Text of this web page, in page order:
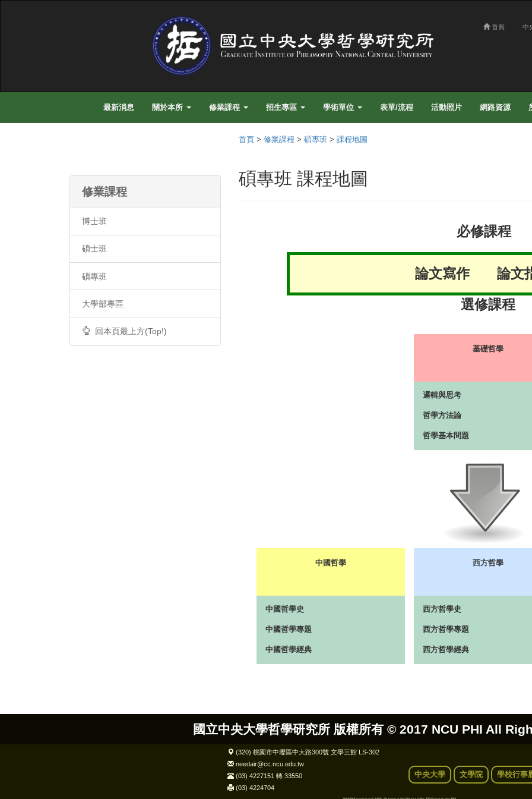
首頁 中
最新消息 關於本所 修業課程 招生專區 學術單位 表單/流程 活動照片 網路資源
修業課程
博士班
碩士班
碩專班
大學部專區
回本頁最上方(Top!)
首頁 > 修業課程 > 碩專班 > 課程地圖
碩專班 課程地圖
必修課程
論文寫作 論文
選修課程
基礎哲學
邏輯與思考
哲學方法論
哲學基本問題
中國哲學
中國哲學史
中國哲學專題
中國哲學經典
西方哲學
西方哲學史
西方哲學專題
西方哲學經典
國立中央大學哲學研究所 版權所有 © 2017 NCU PHI All
(320) 桃園市中壢區中大路300號 文學三館 LS-302
needair@cc.ncu.edu.tw
(03) 4227151 轉 33550
(03) 4224704
中央大學 文學院 學校行事
本網站建議使用 Microsoft IE 9.0 以上版本觀看，若為 Windows XP 則無法升級為 IE 9.0 以上版本，建議使用 Chrome 或 Firefox 瀏覽器